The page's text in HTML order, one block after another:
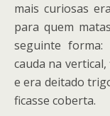
mais curiosas
para quem
seguinte
cauda na
e era deitado
ficasse coberta.